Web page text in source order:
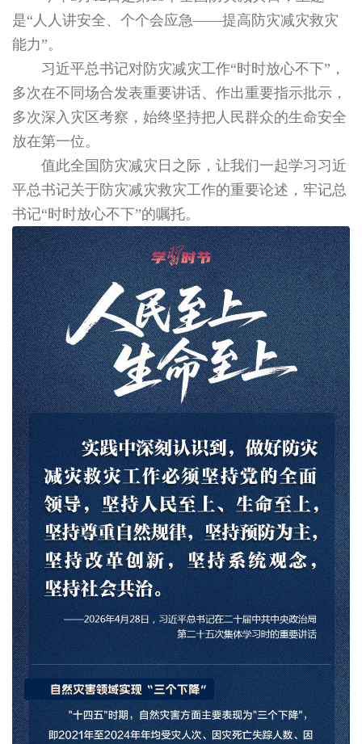
是“人人讲安全、个个会应急——提高防灾减灾救灾
能力”。
习近平总书记对防灾减灾工作“时时放心不下”，
多次在不同场合发表重要讲话、作出重要指示批示，
多次深入灾区考察，始终坚持把人民群众的生命安全
放在第一位。
值此全国防灾减灾日之际，让我们一起学习习近
平总书记关于防灾减灾救灾工作的重要论述，牢记总
书记“时时放心不下”的嘱托。